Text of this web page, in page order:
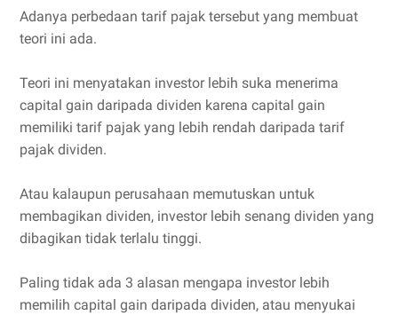
Adanya perbedaan tarif pajak tersebut yang membuat
teori ini ada.
Teori ini menyatakan investor lebih suka menerima
capital gain daripada dividen karena capital gain
memiliki tarif pajak yang lebih rendah daripada tarif
pajak dividen.
Atau kalaupun perusahaan memutuskan untuk
membagikan dividen, investor lebih senang dividen yang
dibagikan tidak terlalu tinggi.
Paling tidak ada 3 alasan mengapa investor lebih
memilih capital gain daripada dividen, atau menyukai